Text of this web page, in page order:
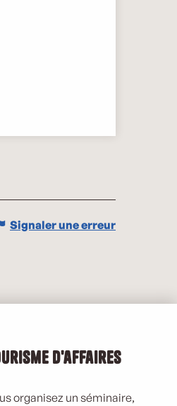
Signaler une erreur
d'affaires
organisez un séminaire,